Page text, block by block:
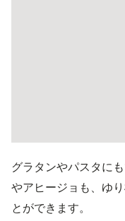
グラタンやパスタに
やアヒージョも、ゆ
とができます。